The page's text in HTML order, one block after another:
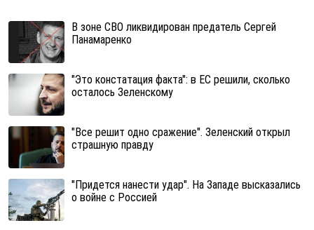
В зоне СВО ликвидирован предатель Сергей
Панамаренко
"Это констатация факта": в ЕС решили, сколько
осталось Зеленскому
"Все решит одно сражение". Зеленский открыл
страшную правду
"Придется нанести удар". На Западе высказались
о войне с Россией